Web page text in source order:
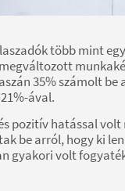
több mint
35% számolt be
ával.
pozitív hatással
be arról, hogy ki
gyakori volt